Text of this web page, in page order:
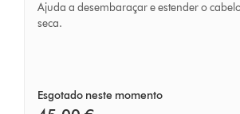
largos
Ajuda a desembaraçar e estender o
seca.
Esgotado neste momento